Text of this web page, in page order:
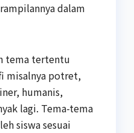
dalam
tema tertentu
misalnya potret,
humanis,
lagi. Tema-tema
siswa sesuai